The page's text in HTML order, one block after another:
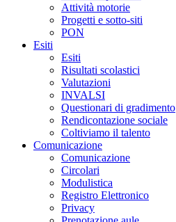
Attività motorie
Progetti e sotto-siti
PON
Esiti
Esiti
Risultati scolastici
Valutazioni
INVALSI
Questionari di gradimento
Rendicontazione sociale
Coltiviamo il talento
Comunicazione
Comunicazione
Circolari
Modulistica
Registro Elettronico
Privacy